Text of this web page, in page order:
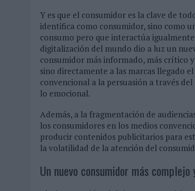
Y es que el consumidor es la clave de
identifica como consumidor, sino como
consumo pero que interactúa
digitalización del mundo dio a luz un
consumidor más informado, más crítico
sino directamente a las marcas llegado
convencional a la persuasión a través
lo emocional.
Además, a la fragmentación de
los consumidores en los medios
producir contenidos publicitarios para
la volatilidad de la atención del
Un nuevo consumidor más